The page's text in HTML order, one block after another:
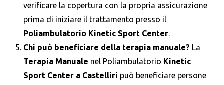
verificare la copertura con la propria assicurazione
prima di iniziare il trattamento presso il
Poliambulatorio Kinetic Sport Center.
Chi può beneficiare della terapia manuale? La
Terapia Manuale nel Poliambulatorio Kinetic
Sport Center a Castelliri può beneficiare persone